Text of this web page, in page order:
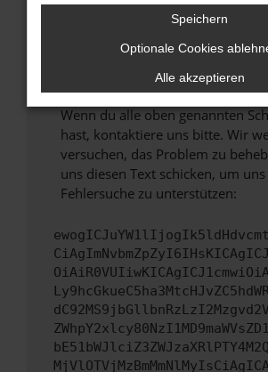
Veraltete Software birgt nicht nur
Sicherheitsrisiko, sondern kann
führen, dass bestimmte
unterstützt werden.
Wende dich an den
Wenn du alle oben genannten
hast, kontaktiere uns bitte. Wir
versuchen, das Problem zu
uns diesen Text schicken, um
Fehlersuche zu unterstützen:
Speichern
Optionale Cookies
Alle akzeptieren